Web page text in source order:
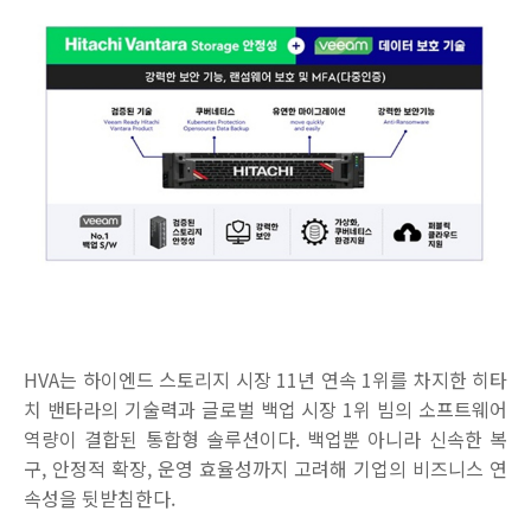
HVA는 하이엔드 스토리지 시장 11년 연속 1위를 차지한 히타
치 밴타라의 기술력과 글로벌 백업 시장 1위 빔의 소프트웨어
역량이 결합된 통합형 솔루션이다. 백업뿐 아니라 신속한 복
구, 안정적 확장, 운영 효율성까지 고려해 기업의 비즈니스 연
속성을 뒷받침한다.